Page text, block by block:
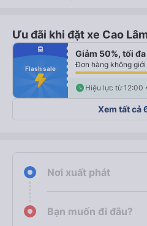
Ưu đãi khi đặt xe Cao
fiber_manual_record
fiber_manual_record
fiber_manual_record
fiber_manual_record
fiber_manual_record
fiber_manual_record
fiber_manual_record
directions_bus
Flash sale
Giảm 50%, tối
schedule
Xem tất cả
Nơi xuất phát
Bạn muốn đi đâu?